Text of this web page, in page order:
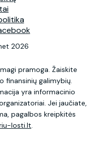
2026
pramoga. Žaiskite
finansinių galimybių.
yra informacinio
Jei jaučiate,
pagalbos kreipkitės
losti.lt